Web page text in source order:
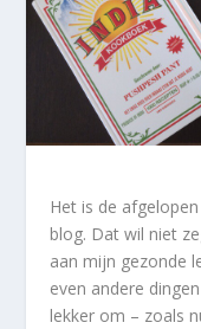
Het is de
blog. Dat wil niet
aan mijn gezonde
even andere
lekker om – zoals